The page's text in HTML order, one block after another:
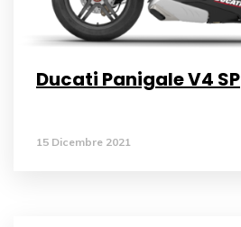
Ducati Panigale V4 SP
15 Dicembre 2021